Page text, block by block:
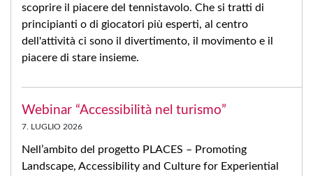
scoprire il piacere del tennistavolo. Che si tratti di
principianti o di giocatori più esperti, al centro
dell'attività ci sono il divertimento, il movimento e il
piacere di stare insieme.
Webinar “Accessibilità nel turismo”
7. LUGLIO 2026
Nell’ambito del progetto PLACES – Promoting
Landscape, Accessibility and Culture for Experiential